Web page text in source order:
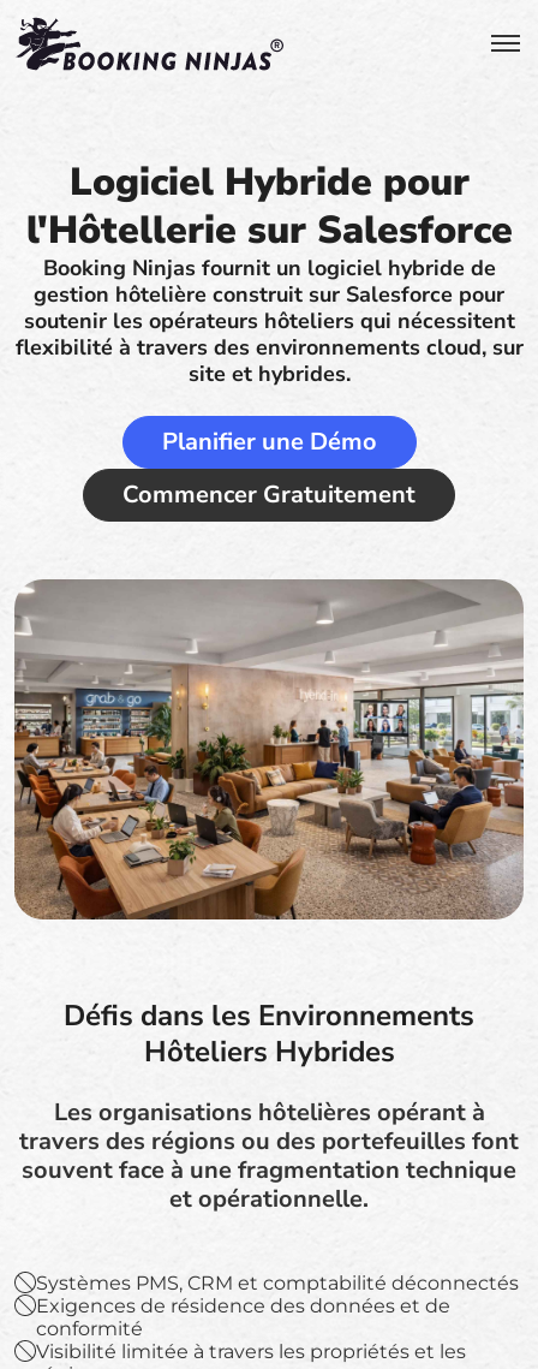
Logiciel Hybride pour
l'Hôtellerie sur Salesforce
Booking Ninjas fournit un logiciel hybride de
gestion hôtelière construit sur Salesforce pour
soutenir les opérateurs hôteliers qui nécessitent
flexibilité à travers des environnements cloud, sur
site et hybrides.
Planifier une Démo
Commencer Gratuitement
Défis dans les Environnements
Hôteliers Hybrides
Les organisations hôtelières opérant à
travers des régions ou des portefeuilles font
souvent face à une fragmentation technique
et opérationnelle.
Systèmes PMS, CRM et comptabilité déconnectés
Exigences de résidence des données et de
conformité
Visibilité limitée à travers les propriétés et les